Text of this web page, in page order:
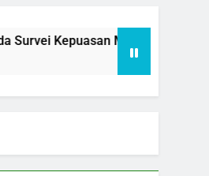
Masyarakat Semester I